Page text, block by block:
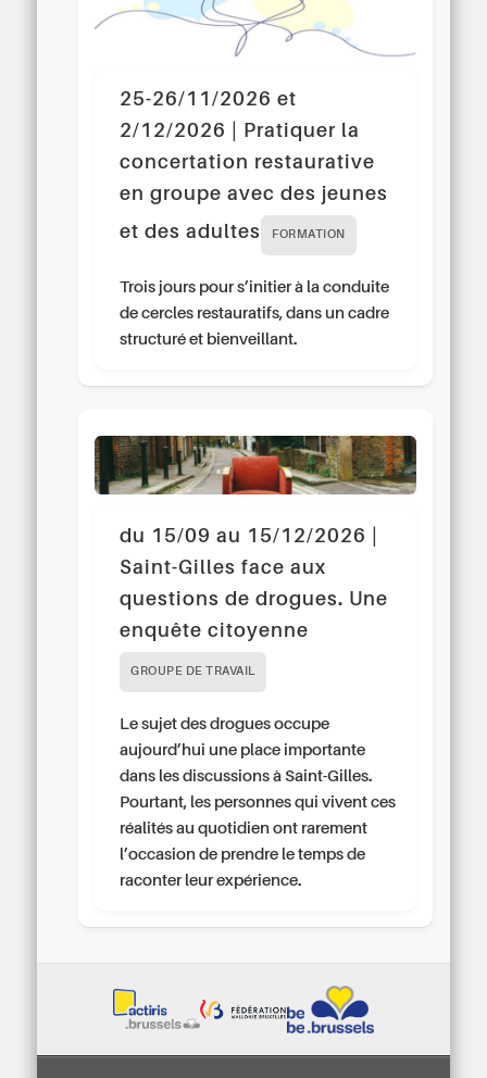
25-26/11/2026 et
2/12/2026 | Pratiquer la
concertation restaurative
en groupe avec des jeunes
et des adultes
FORMATION
Trois jours pour s’initier à la conduite
de cercles restauratifs, dans un cadre
structuré et bienveillant.
du 15/09 au 15/12/2026 |
Saint-Gilles face aux
questions de drogues. Une
enquête citoyenne
GROUPE DE TRAVAIL
Le sujet des drogues occupe
aujourd’hui une place importante
dans les discussions à Saint-Gilles.
Pourtant, les personnes qui vivent ces
réalités au quotidien ont rarement
l’occasion de prendre le temps de
raconter leur expérience.